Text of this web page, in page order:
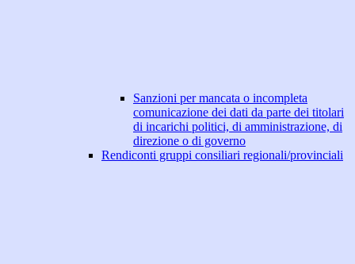
Sanzioni per mancata o incompleta
comunicazione dei dati da parte dei titolari
di incarichi politici, di amministrazione, di
direzione o di governo
Rendiconti gruppi consiliari regionali/provinciali